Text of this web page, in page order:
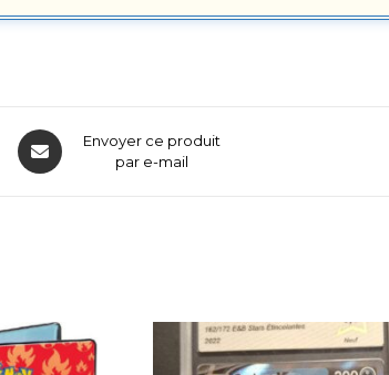
Envoyer ce produit
par e-mail